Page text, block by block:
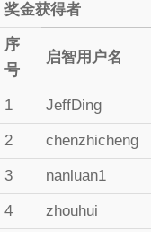
奖金获得者
序
号
启智用户名
1 JeffDing
2 chenzhicheng
3 nanluan1
4 zhouhui